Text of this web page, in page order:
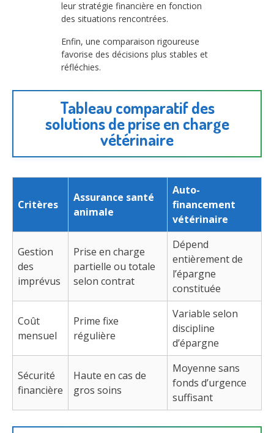
leur stratégie financière en fonction
des situations rencontrées.
Enfin, une comparaison rigoureuse
favorise des décisions plus stables et
réfléchies.
Tableau comparatif des
solutions de prise en charge
vétérinaire
Critères
Assurance santé
animale
Auto-
financement
vétérinaire
Gestion
des
imprévus
Prise en charge
partielle ou totale
selon contrat
Dépend
entièrement de
l’épargne
constituée
Coût
mensuel
Prime fixe
régulière
Variable selon
discipline
d’épargne
Sécurité
financière
Haute en cas de
gros soins
Moyenne sans
fonds d’urgence
suffisant